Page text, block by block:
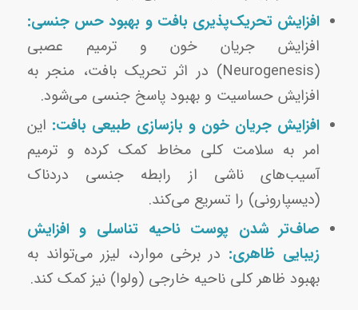
افزایش تحریک‌پذیری بافت و بهبود حس جنسی:
افزایش جریان خون و ترمیم عصبی
(Neurogenesis) در اثر تحریک بافت، منجر به
افزایش حساسیت و بهبود پاسخ جنسی می‌شود.
افزایش جریان خون و بازسازی طبیعی بافت: این
امر به سلامت کلی مخاط کمک کرده و ترمیم
آسیب‌های ناشی از رابطه جنسی دردناک
(دیسپارونی) را تسریع می‌کند.
صاف‌تر شدن پوست ناحیه تناسلی و افزایش
زیبایی ظاهری: در برخی موارد، لیزر می‌تواند به
بهبود ظاهر کلی ناحیه خارجی (ولوا) نیز کمک کند.